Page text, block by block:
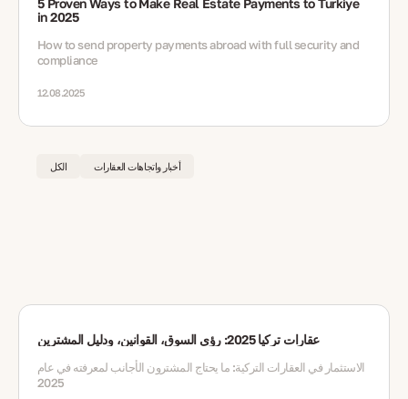
5 Proven Ways to Make Real Estate Payments to Turkiye
in 2025
How to send property payments abroad with full security and
compliance
12.08.2025
الكل أخبار واتجاهات العقارات
عقارات تركيا 2025: رؤى السوق، القوانين، ودليل المشترين
الاستثمار في العقارات التركية: ما يحتاج المشترون الأجانب لمعرفته في عام
2025